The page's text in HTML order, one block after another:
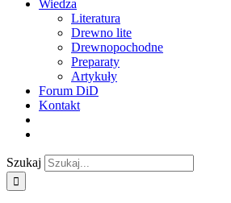
Wiedza
Literatura
Drewno lite
Drewnopochodne
Preparaty
Artykuły
Forum DiD
Kontakt
Szukaj